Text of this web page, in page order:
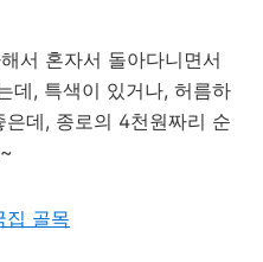
서 혼자서 돌아다니면서
데, 특색이 있거나, 허름하
데, 종로의 4천원짜리 순
집 골목